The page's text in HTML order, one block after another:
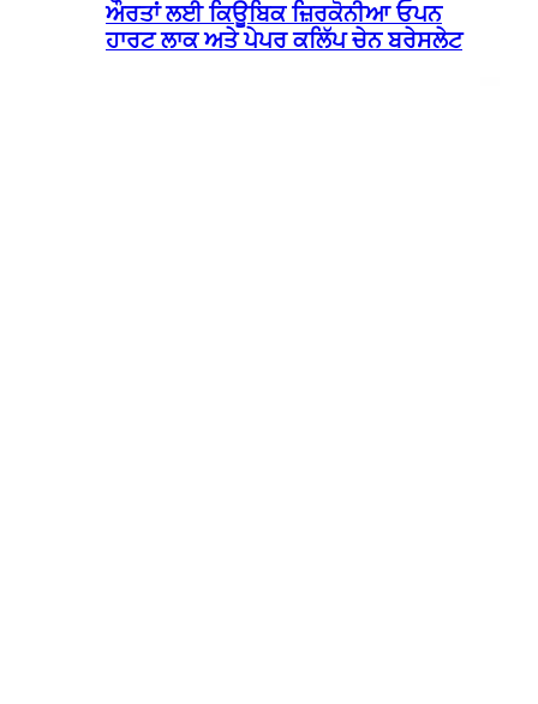
ਔਰਤਾਂ ਲਈ ਕਿਊਬਿਕ ਜ਼ਿਰਕੋਨੀਆ ਓਪਨ
ਹਾਰਟ ਲਾਕ ਅਤੇ ਪੇਪਰ ਕਲਿੱਪ ਚੇਨ ਬਰੇਸਲੇਟ